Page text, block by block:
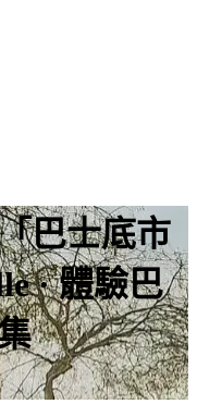
巴士底市
· 體驗巴